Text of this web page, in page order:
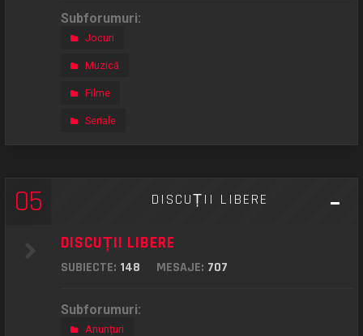
Subforumuri:
Jocuri
Muzică
Filme
Seriale
05 DISCUȚII LIBERE
DISCUȚII LIBERE
SUBIECTE: 148 MESAJE: 707
Subforumuri:
Anunțuri